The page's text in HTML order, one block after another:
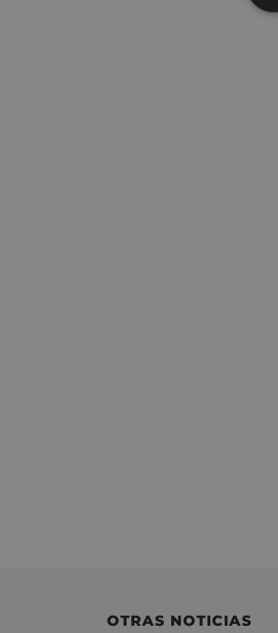
OTRAS NOTICIAS